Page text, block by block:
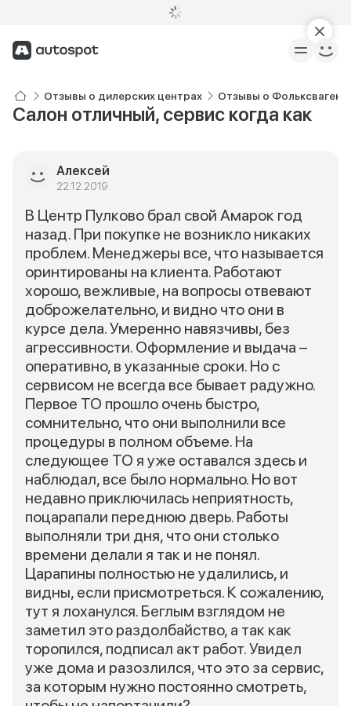
Отзывы о дилерских центрах Отзывы о Фольксваген
Салон отличный, сервис когда как
Алексей
22.12.2019
В Центр Пулково брал свой Амарок год
назад. При покупке не возникло никаких
проблем. Менеджеры все, что называется
оринтированы на клиента. Работают
хорошо, вежливые, на вопросы отвевают
доброжелательно, и видно что они в
курсе дела. Умеренно навязчивы, без
агрессивности. Оформление и выдача –
оперативно, в указанные сроки. Но с
сервисом не всегда все бывает радужно.
Первое ТО прошло очень быстро,
сомнительно, что они выполнили все
процедуры в полном объеме. На
следующее ТО я уже оставался здесь и
наблюдал, все было нормально. Но вот
недавно приключилась неприятность,
поцарапали переднюю дверь. Работы
выполняли три дня, что они столько
времени делали я так и не понял.
Царапины полностью не удалились, и
видны, если присмотреться. К сожалению,
тут я лоханулся. Беглым взглядом не
заметил это раздолбайство, а так как
торопился, подписал акт работ. Увидел
уже дома и разозлился, что это за сервис,
за которым нужно постоянно смотреть,